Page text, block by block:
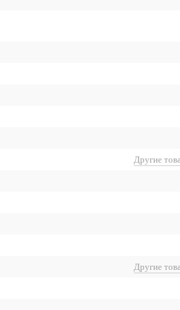
Другие
Другие